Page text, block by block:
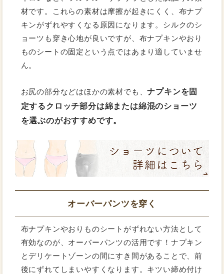
材です。これらの素材は摩擦が起きにくく、布ナプ
キンがずれやすくなる原因になります。シルクのシ
ョーツも穿き心地が良いですが、布ナプキンやおり
ものシートの固定という点ではあまり適していませ
ん。
お尻の部分などはほかの素材でも、ナプキンを固
定するクロッチ部分は綿または綿混のショーツ
を選ぶのがおすすめです。
オーバーパンツを穿く
布ナプキンやおりものシートがずれない方法として
有効なのが、オーバーパンツの活用です！ナプキン
とデリケートゾーンの間にすき間があることで、前
後にずれてしまいやすくなります。キツい締め付け